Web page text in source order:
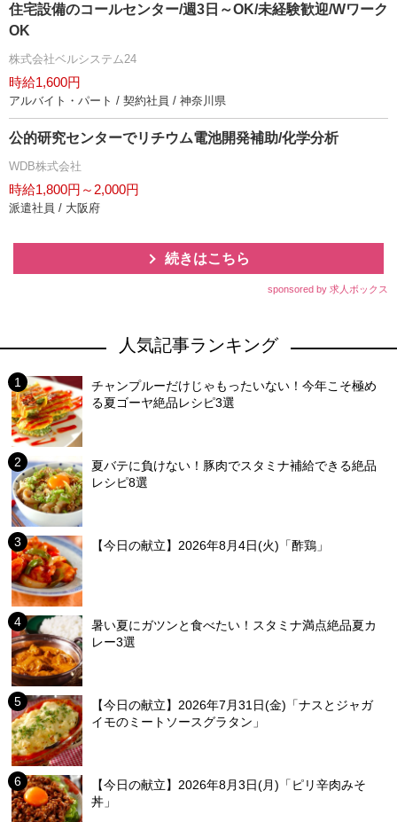
住宅設備のコールセンター/週3日～OK/未経験歓迎/Wワーク
OK
株式会社ベルシステム24
時給1,600円
アルバイト・パート / 契約社員 / 神奈川県
公的研究センターでリチウム電池開発補助/化学分析
WDB株式会社
時給1,800円～2,000円
派遣社員 / 大阪府
続きはこちら
sponsored by 求人ボックス
人気記事ランキング
チャンプルーだけじゃもったいない！今年こそ極め
る夏ゴーヤ絶品レシピ3選
夏バテに負けない！豚肉でスタミナ補給できる絶品
レシピ8選
【今日の献立】2026年8月4日(火)「酢鶏」
暑い夏にガツンと食べたい！スタミナ満点絶品夏カ
レー3選
【今日の献立】2026年7月31日(金)「ナスとジャガ
イモのミートソースグラタン」
【今日の献立】2026年8月3日(月)「ピリ辛肉みそ
丼」